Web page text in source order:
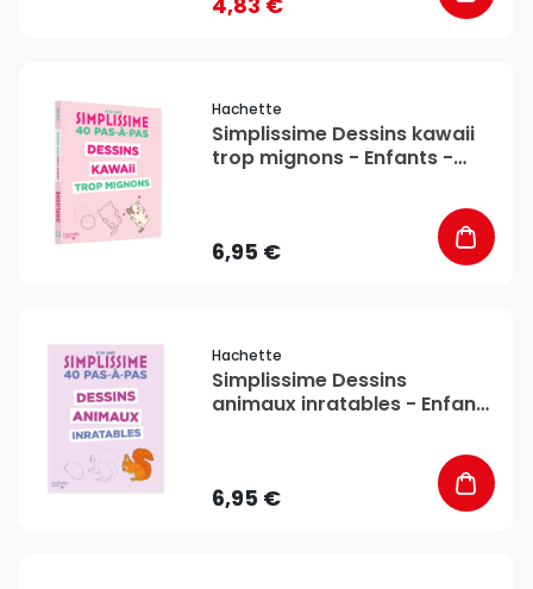
Hachette
Simplissime Dessins kawaii
trop mignons - Enfants -
6,95 €
Hachette
Simplissime Dessins
animaux inratables - Enfants
6,95 €